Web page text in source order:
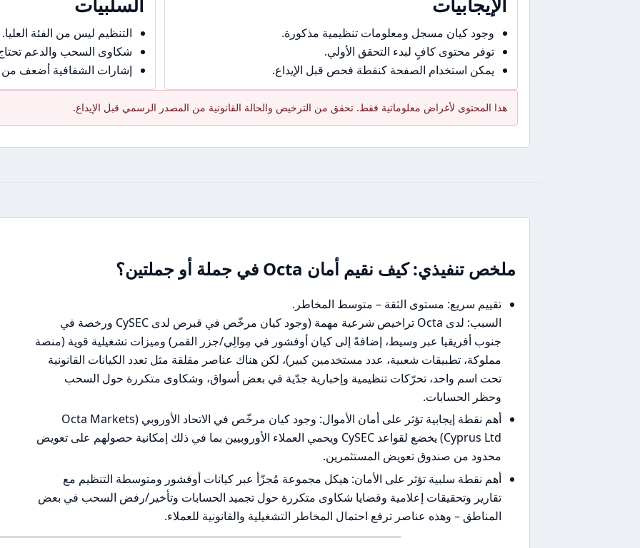
وجود كيان مسجل ومعلومات تنظيمية مذكورة.
توفر محتوى كافٍ لبدء التحقق الأولي.
يمكن استخدام الصفحة كنقطة فحص قبل الإيداع.
التنظيم ليس من الفئة العليا.
شكاوى السحب والدعم
إشارات الشفافية أضعف من
هذا المحتوى لأغراض معلوماتية فقط. تحقق من الترخيص والحالة القانونية من المصدر الرسمي قبل الإيداع.
ملخص تنفيذي: كيف نقيم أمان Octa في جملة أو جملتين؟
تقييم سريع: مستوى الثقة – متوسط المخاطر.
السبب: لدى Octa تراخيص شرعية مهمة (وجود كيان مرخّص في قبرص لدى CySEC ورخصة في
جنوب أفريقيا عبر وسيط، إضافةً إلى كيان أوفشور في مِوالِي/جزر القمر) وميزات تشغيلية قوية (منصة
مملوكة، تطبيقات شعبية، عدد مستخدمين كبير)، لكن هناك عناصر مقلقة مثل تعدد الكيانات القانونية
تحت اسم واحد، تحرّكات تنظيمية وإخبارية جدّية في بعض أسواق، وشكاوى متكررة حول السحب
وحظر الحسابات.
أهم نقطة إيجابية تؤثر على أمان الأموال: وجود كيان مرخّص في الاتحاد الأوروبي (Octa Markets
Cyprus Ltd) يخضع لقواعد CySEC ويحمي العملاء الأوروبيين بما في ذلك إمكانية حصولهم على تعويض
محدود من صندوق تعويض المستثمرين.
أهم نقطة سلبية تؤثر على الأمان: هيكل مجموعة مُجزّأ عبر كيانات أوفشور ومتوسطة التنظيم مع
تقارير وتحقيقات إعلامية وقضايا شكاوى متكررة حول تجميد الحسابات وتأخير/رفض السحب في بعض
المناطق – وهذه عناصر ترفع احتمال المخاطر التشغيلية والقانونية للعملاء.